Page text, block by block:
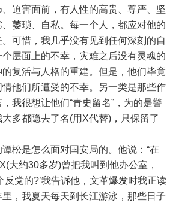
迫害面前，有人性的高贵、尊严、坚
萎琐、自私。每一个人，都应对他的
可惜，我几乎没有见到任何深刻的自
层面上的不幸，灾难之后没有灵魂的
复活与人格的重建。但是，他们毕竟
他们所遭受的不幸。另一类是那些作
我很想让他们“青史留名”，为的是警
多都隐去了名(用X代替)，只保留了
松是怎么面对国安局的。他说：“在
大约30多岁)曾把我叫到他办公室，
反党的?’我告诉他，文革爆发时我正读
，我夏天每天到长江游泳，那些日子